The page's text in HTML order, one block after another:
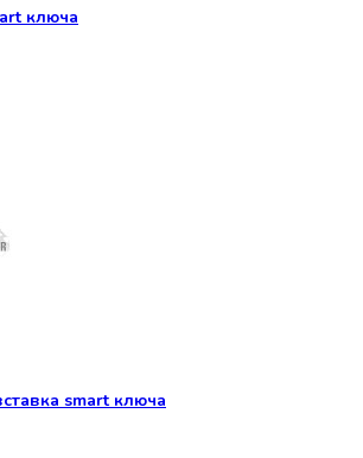
ключа
smart ключа